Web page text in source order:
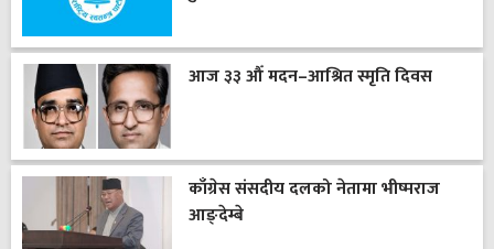
आज ३३ औँ मदन–आश्रित स्मृति दिवस
काँग्रेस संसदीय दलको नेतामा भीष्मराज
आङ्देम्बे